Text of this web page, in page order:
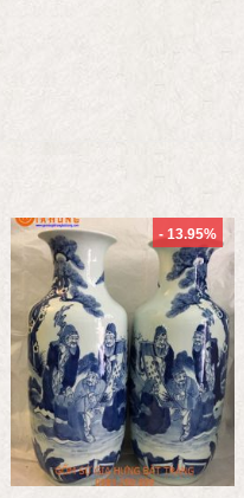
- 13.95%